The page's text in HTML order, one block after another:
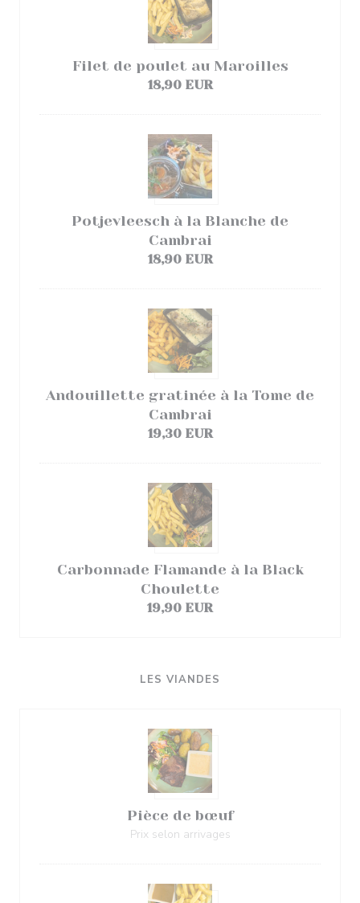
Filet de poulet au Maroilles
18,90 EUR
Potjevleesch à la Blanche de
Cambrai
18,90 EUR
Andouillette gratinée à la Tome de
Cambrai
19,30 EUR
Carbonnade Flamande à la Black
Choulette
19,90 EUR
LES VIANDES
Pièce de bœuf
Prix selon arrivages